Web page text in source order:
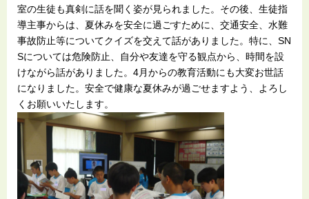
室の生徒も真剣に話を聞く姿が見られました。その後、生徒指
導主事からは、夏休みを安全に過ごすために、交通安全、水難
事故防止等についてクイズを交えて話がありました。特に、SN
Sについては危険防止、自分や友達を守る観点から、時間を設
けながら話がありました。4月からの教育活動にも大変お世話
になりました。安全で健康な夏休みが過ごせますよう、よろし
くお願いいたします。